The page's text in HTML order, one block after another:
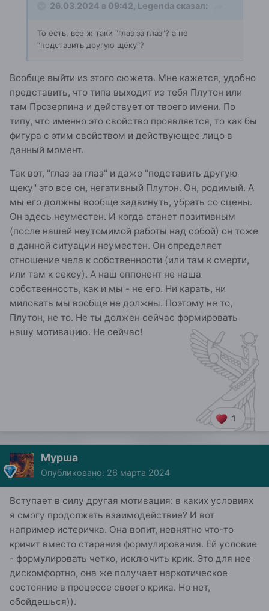
26.03.2024 в 09:42, Legenda сказал:
То есть, все ж таки "глаз за глаз"? а не
"подставить другую щёку"?
Вообще выйти из этого сюжета. Мне кажется, удобно
представить, что типа выходит из тебя Плутон или
там Прозерпина и действует от твоего имени. По
типу, что именно это свойство проявляется, то как бы
фигура с этим свойством и действующее лицо в
данный момент.
Так вот, "глаз за глаз" и даже "подставить другую
щеку" это все он, негативный Плутон. Он, родимый. А
мы его должны вообще задвинуть, убрать со сцены.
Он здесь неуместен. И когда станет позитивным
(после нашей неутомимой работы над собой) он тоже
в данной ситуации неуместен. Он определяет
отношение чела к собственности (или там к смерти,
или там к сексу). А наш оппонент не наша
собственность, как и мы - не его. Ни карать, ни
миловать мы вообще не должны. Поэтому не то,
Плутон, не то. Не ты должен сейчас формировать
нашу мотивацию. Не сейчас!
1
Мурша
Опубликовано: 26 марта 2024
Вступает в силу другая мотивация: в каких условиях
я смогу продолжать взаимодействие? И вот
например истеричка. Она вопит, невнятно что-то
кричит вместо старания формулирования. Ей условие
- формулировать четко, исключить крик. Это для нее
дискомфортно, она же получает наркотическое
состояние в процессе своего крика. Но нет,
обойдешься)).